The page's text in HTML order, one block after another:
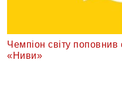
Чемпіон світу поповнив
«Ниви»